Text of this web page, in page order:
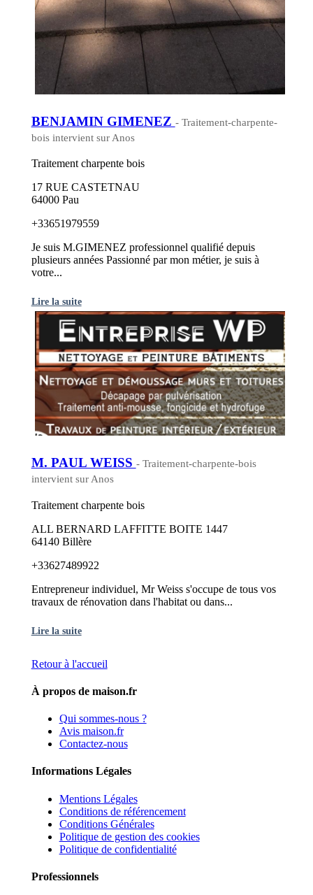
BENJAMIN GIMENEZ - Traitement-charpente-
bois intervient sur Anos
Traitement charpente bois
17 RUE CASTETNAU
64000 Pau
+33651979559
Je suis M.GIMENEZ professionnel qualifié depuis
plusieurs années Passionné par mon métier, je suis à
votre...
Lire la suite
M. PAUL WEISS - Traitement-charpente-bois
intervient sur Anos
Traitement charpente bois
ALL BERNARD LAFFITTE BOITE 1447
64140 Billère
+33627489922
Entrepreneur individuel, Mr Weiss s'occupe de tous vos
travaux de rénovation dans l'habitat ou dans...
Lire la suite
Retour à l'accueil
À propos de maison.fr
Qui sommes-nous ?
Avis maison.fr
Contactez-nous
Informations Légales
Mentions Légales
Conditions de référencement
Conditions Générales
Politique de gestion des cookies
Politique de confidentialité
Professionnels